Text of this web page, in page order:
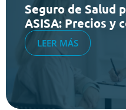
Seguro de Salud
ASISA: Precios y
LEER MÁS